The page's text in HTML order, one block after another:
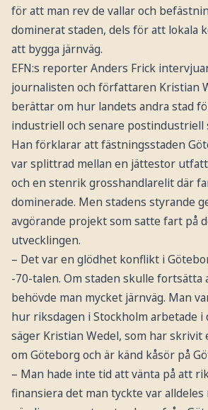
för att man rev de vallar och
dominerat staden, dels för att lokala
att bygga järnväg.
EFN:s reporter Anders Frick
journalisten och författaren Kristian
berättar om hur landets andra stad
industriell och senare postindustriell
Han förklarar att fästningsstaden
var splittrad mellan en jättestor
och en stenrik grosshandlarelit där
dominerade. Men stadens styrande
avgörande projekt som satte fart på
utvecklingen.
– Det var en glödhet konflikt i
-70-talen. Om staden skulle fortsätta
behövde man mycket järnväg. Man
hur riksdagen i Stockholm arbetade i
säger Kristian Wedel, som har skrivit
om Göteborg och är känd kåsör på
– Man hade inte tid att vänta på att
finansiera det man tyckte var alldeles